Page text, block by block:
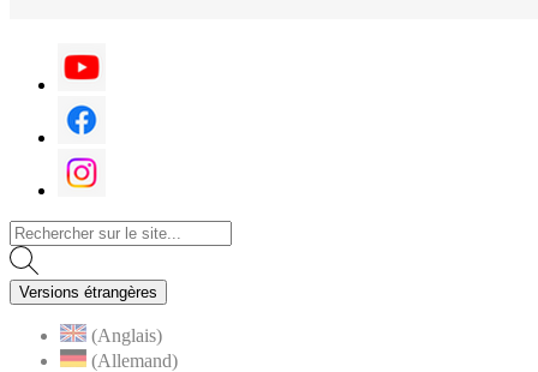
Versions étrangères
(Anglais)
(Allemand)